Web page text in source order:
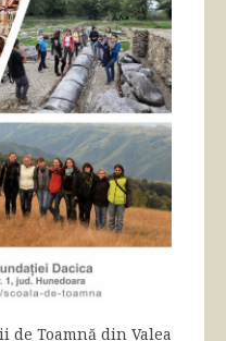
de Toamnă din Valea